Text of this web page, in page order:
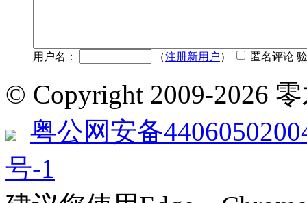
用户名： （注册新用户） 匿名评论
© Copyright 2009-2026
粤公网安备
号-1